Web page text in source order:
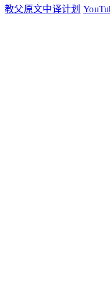
教父原文中译计划